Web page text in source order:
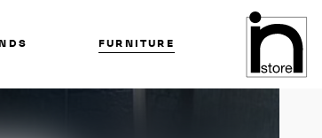
FURNITURE